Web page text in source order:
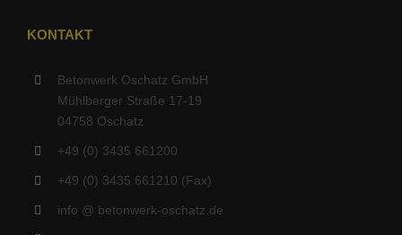
KONTAKT
Betonwerk Oschatz GmbH
Mühlberger Straße 17-19
04758 Oschatz
+49 (0) 3435 661200
+49 (0) 3435 661210 (Fax)
info @ betonwerk-oschatz.de